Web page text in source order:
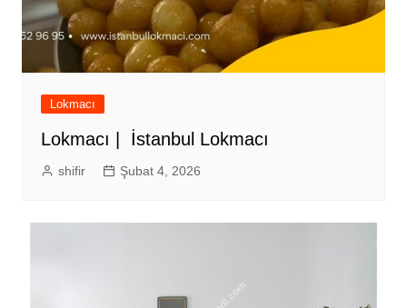
Lokmacı
Lokmacı | İstanbul Lokmacı
shifir Şubat 4, 2026